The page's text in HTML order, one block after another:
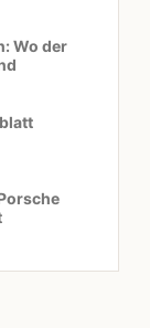
Wo der